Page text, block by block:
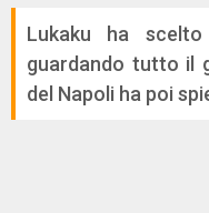
Lukaku ha
guardando tutto il
del Napoli ha poi